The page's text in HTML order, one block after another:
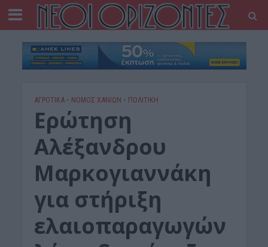
ΑΓΡΟΤΙΚΑ • ΝΟΜΌΣ ΧΑΝΊΩΝ • ΠΟΛΙΤΙΚΗ
Ερώτηση
Αλέξανδρου
Μαρκογιαννάκη
για στήριξη
ελαιοπαραγωγών